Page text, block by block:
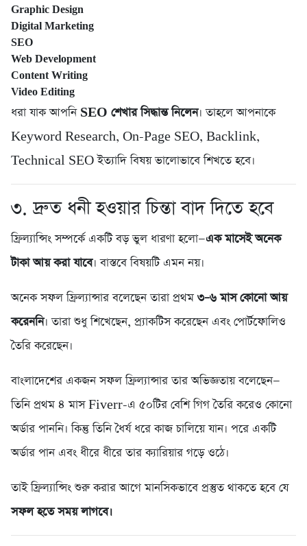
Graphic Design
Digital Marketing
SEO
Web Development
Content Writing
Video Editing
ধরা যাক আপনি SEO শেখার সিদ্ধান্ত নিলেন। তাহলে আপনাকে
Keyword Research, On-Page SEO, Backlink,
Technical SEO ইত্যাদি বিষয় ভালোভাবে শিখতে হবে।
৩. দ্রুত ধনী হওয়ার চিন্তা বাদ দিতে হবে
ফ্রিল্যান্সিং সম্পর্কে একটি বড় ভুল ধারণা হলো—এক মাসেই অনেক
টাকা আয় করা যাবে। বাস্তবে বিষয়টি এমন নয়।
অনেক সফল ফ্রিল্যান্সার বলেছেন তারা প্রথম ৩–৬ মাস কোনো আয়
করেননি। তারা শুধু শিখেছেন, প্র্যাকটিস করেছেন এবং পোর্টফোলিও
তৈরি করেছেন।
বাংলাদেশের একজন সফল ফ্রিল্যান্সার তার অভিজ্ঞতায় বলেছেন—
তিনি প্রথম ৪ মাস Fiverr-এ ৫০টির বেশি গিগ তৈরি করেও কোনো
অর্ডার পাননি। কিন্তু তিনি ধৈর্য ধরে কাজ চালিয়ে যান। পরে একটি
অর্ডার পান এবং ধীরে ধীরে তার ক্যারিয়ার গড়ে ওঠে।
তাই ফ্রিল্যান্সিং শুরু করার আগে মানসিকভাবে প্রস্তুত থাকতে হবে যে
সফল হতে সময় লাগবে।